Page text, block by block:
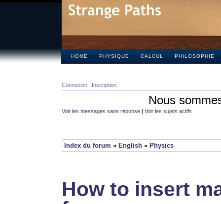
HOME PHYSIQUE CALCUL PHILOSOPHIE
Connexion Inscription
Nous
Voir les messages sans réponse | Voir les sujets actifs
Index du forum » English » Physics
How to insert